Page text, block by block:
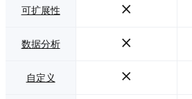
可扩展性
数据分析
自定义